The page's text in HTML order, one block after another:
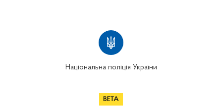
Національна поліція України